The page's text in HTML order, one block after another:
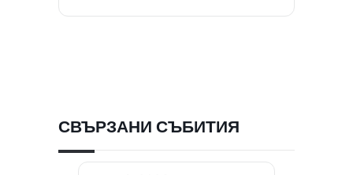
СВЪРЗАНИ СЪБИТИЯ